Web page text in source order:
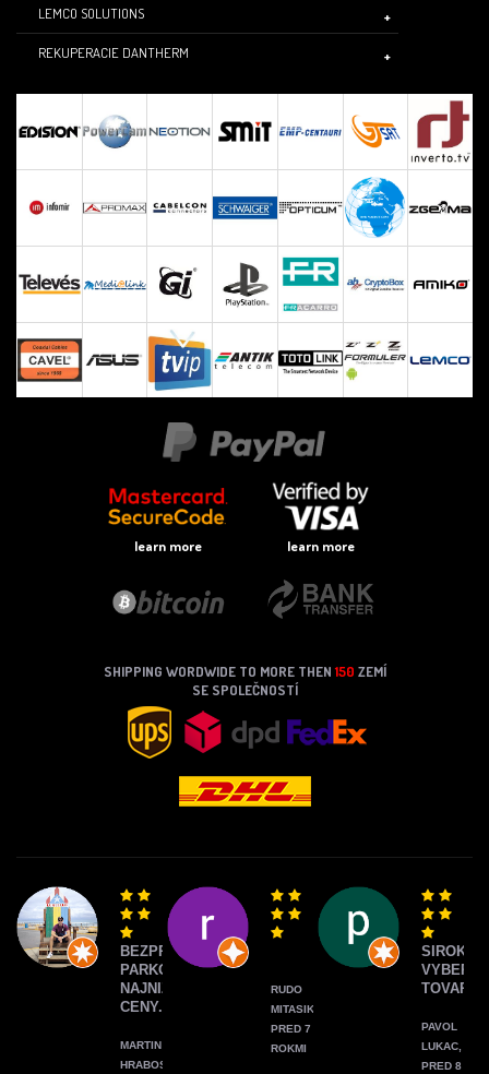
LEMCO SOLUTIONS
REKUPERACIE DANTHERM
learn more learn more
SHIPPING WORDWIDE TO MORE THEN150 ZEMÍ
SE SPOLEČNOSTÍ
BEZPROBLÉMOVÉ
PARKOVANIE,
NAJNIŽŠIE
CENY.
MARTIN
HRABOS,
RUDO
MITASIK,
PRED 7
ROKMI
SIROKY
VYBER
TOVARU
PAVOL
LUKAC,
PRED 8